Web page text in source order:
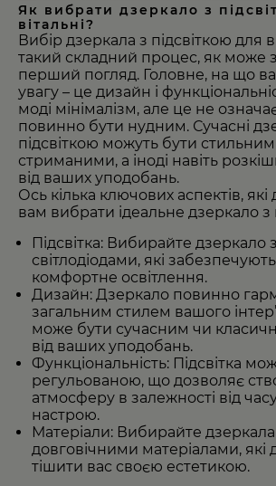
Як вибрати дзеркало з
вітальні?
Вибір дзеркала з підсвіткою для
такий складний процес, як може
перший погляд. Головне, на що
увагу – це дизайн і
моді мінімалізм, але це не
повинно бути нудним. Сучасні
підсвіткою можуть бути
стриманими, а іноді навіть
від ваших уподобань.
Ось кілька ключових аспектів,
вам вибрати ідеальне дзеркало з
Підсвітка: Вибирайте дзеркало
світлодіодами, які
комфортне освітлення.
Дизайн: Дзеркало повинно
загальним стилем вашого
може бути сучасним чи
від ваших уподобань.
Функціональність: Підсвітка
регульованою, що дозволяє
атмосферу в залежності від
настрою.
Матеріали: Вибирайте дзеркала
довговічними матеріалами, які
тішити вас своєю естетикою.